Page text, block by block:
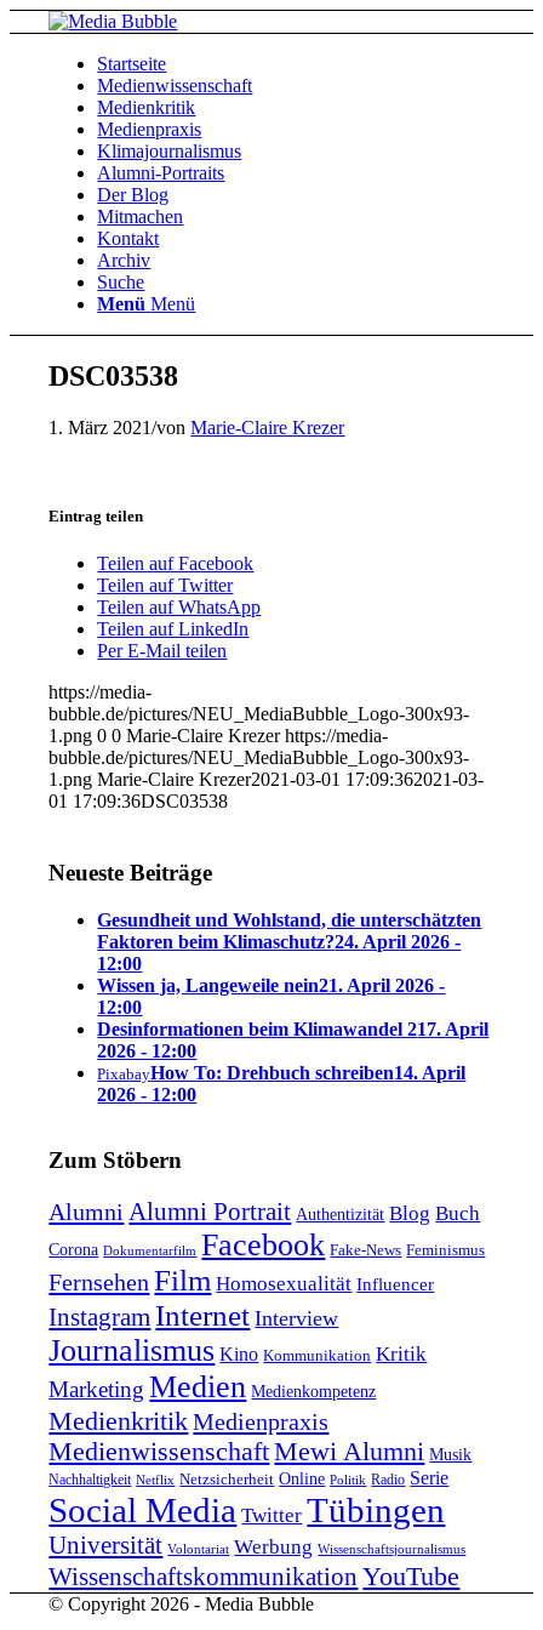
Startseite
Medienwissenschaft
Medienkritik
Medienpraxis
Klimajournalismus
Alumni-Portraits
Der Blog
Mitmachen
Kontakt
Archiv
Suche
Menü Menü
DSC03538
1. März 2021/vonMarie-Claire Krezer
Eintrag teilen
Teilen auf Facebook
Teilen auf Twitter
Teilen auf WhatsApp
Teilen auf LinkedIn
Per E-Mail teilen
https://media-
bubble.de/pictures/NEU_MediaBubble_Logo-300x93-
1.png 0 0 Marie-Claire Krezer https://media-
bubble.de/pictures/NEU_MediaBubble_Logo-300x93-
1.png Marie-Claire Krezer2021-03-01 17:09:362021-03-
01 17:09:36DSC03538
Neueste Beiträge
Gesundheit und Wohlstand, die unterschätzten
Faktoren beim Klimaschutz?24. April 2026 -
12:00
Wissen ja, Langeweile nein21. April 2026 -
12:00
Desinformationen beim Klimawandel 217. April
2026 - 12:00
PixabayHow To: Drehbuch schreiben14. April
2026 - 12:00
Zum Stöbern
Alumni Alumni Portrait Authentizität Blog Buch
Corona Dokumentarfilm Facebook Fake-News Feminismus
Fernsehen Film Homosexualität Influencer
Instagram Internet Interview
Journalismus Kino Kommunikation Kritik
Marketing Medien Medienkompetenz
Medienkritik Medienpraxis
MedienwissenschaftMewi Alumni Musik
Nachhaltigkeit Netflix Netzsicherheit Online Politik Radio Serie
Social Media Twitter Tübingen
Universität Volontariat Werbung Wissenschaftsjournalismus
Wissenschaftskommunikation YouTube
© Copyright 2026 - Media Bubble